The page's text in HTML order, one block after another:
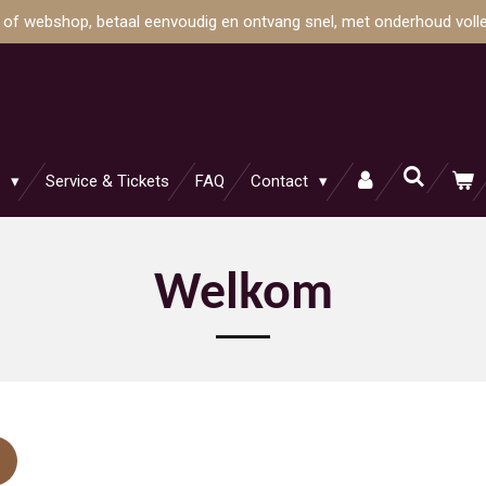
webshop, betaal eenvoudig en ontvang snel, met onderhoud
Service & Tickets FAQ Contact
Welkom